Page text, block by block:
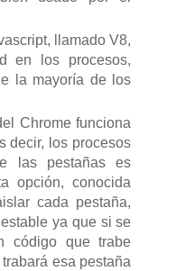
llamado V8,
en los procesos,
la mayoría de los
Chrome funciona
decir, los procesos
las pestañas es
opción, conocida
cada pestaña,
ya que si se
código que trabe
esa pestaña